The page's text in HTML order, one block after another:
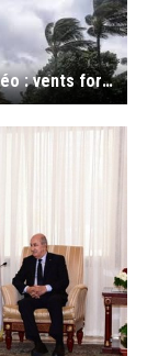
Alerte météo : vents forts mercredi et jeudi sur plusieurs wilayas